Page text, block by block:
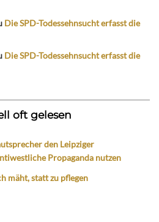
Die SPD-Todessehnsucht erfasst die
Die SPD-Todessehnsucht erfasst die
oft gelesen
den Leipziger
Propaganda nutzen
mäht, statt zu pflegen